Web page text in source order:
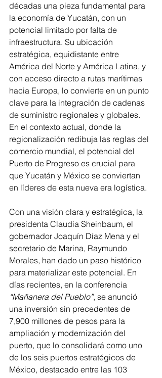
décadas una pieza fundamental para
la economía de Yucatán, con un
potencial limitado por falta de
infraestructura. Su ubicación
estratégica, equidistante entre
América del Norte y América Latina, y
con acceso directo a rutas marítimas
hacia Europa, lo convierte en un punto
clave para la integración de cadenas
de suministro regionales y globales.
En el contexto actual, donde la
regionalización redibuja las reglas del
comercio mundial, el potencial del
Puerto de Progreso es crucial para
que Yucatán y México se conviertan
en líderes de esta nueva era logística.
Con una visión clara y estratégica, la
presidenta Claudia Sheinbaum, el
gobernador Joaquín Díaz Mena y el
secretario de Marina, Raymundo
Morales, han dado un paso histórico
para materializar este potencial. En
días recientes, en la conferencia
“Mañanera del Pueblo”, se anunció
una inversión sin precedentes de
7,900 millones de pesos para la
ampliación y modernización del
puerto, que lo consolidará como uno
de los seis puertos estratégicos de
México, destacado entre las 103